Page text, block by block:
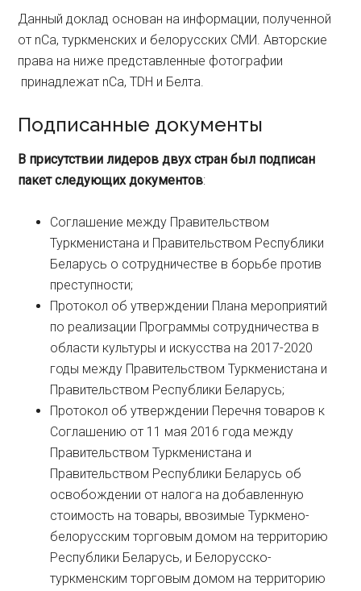
Данный доклад основан на информации, полученной
от nCa, туркменских и белорусских СМИ. Авторские
права на ниже представленные фотографии
принадлежат nCa, TDH и Белта.
Подписанные документы
В присутствии лидеров двух стран был подписан
пакет следующих документов:
Соглашение между Правительством
Туркменистана и Правительством Республики
Беларусь о сотрудничестве в борьбе против
преступности;
Протокол об утверждении Плана мероприятий
по реализации Программы сотрудничества в
области культуры и искусства на 2017-2020
годы между Правительством Туркменистана и
Правительством Республики Беларусь;
Протокол об утверждении Перечня товаров к
Соглашению от 11 мая 2016 года между
Правительством Туркменистана и
Правительством Республики Беларусь об
освобождении от налога на добавленную
стоимость на товары, ввозимые Туркмено-
белорусским торговым домом на территорию
Республики Беларусь, и Белорусско-
туркменским торговым домом на территорию